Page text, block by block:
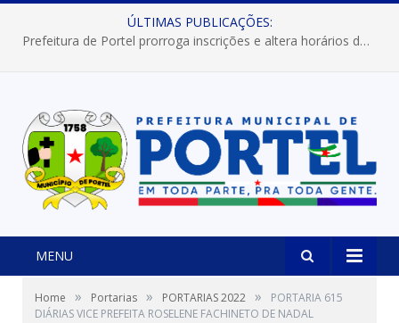
ÚLTIMAS PUBLICAÇÕES:
Prefeitura de Portel prorroga inscrições e altera horários dos concursos “Musa” e “Miss Mix Verão 2026”
MENU
Home » Portarias » PORTARIAS 2022 »
PORTARIA 615
DIÁRIAS VICE PREFEITA ROSELENE FACHINETO DE NADAL